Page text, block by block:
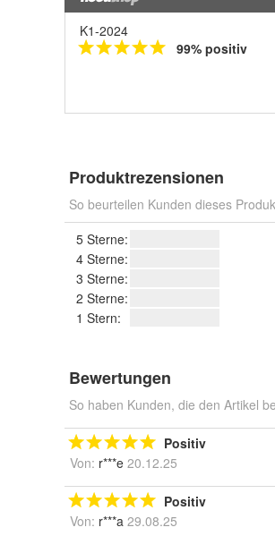
K1-2024
99% positiv
Produktrezensionen
So beurteilen Kunden dieses
5 Sterne:
4 Sterne:
3 Sterne:
2 Sterne:
1 Stern:
Bewertungen
So haben Kunden, die den Artikel
Positiv
Von: r***e 20.12.25
Positiv
Von: r***a 29.08.25